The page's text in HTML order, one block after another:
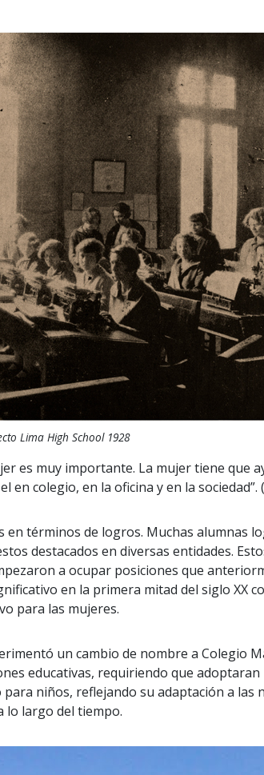
Lima High School 1928
es muy importante. La mujer tiene que
colegio, en la oficina y en la sociedad”.
términos de logros. Muchas alumnas
destacados en diversas entidades.
a ocupar posiciones que
en la primera mitad del siglo XX
para las mujeres.
un cambio de nombre a Colegio
educativas, requiriendo que adoptaran
niños, reflejando su adaptación a las
lo largo del tiempo.